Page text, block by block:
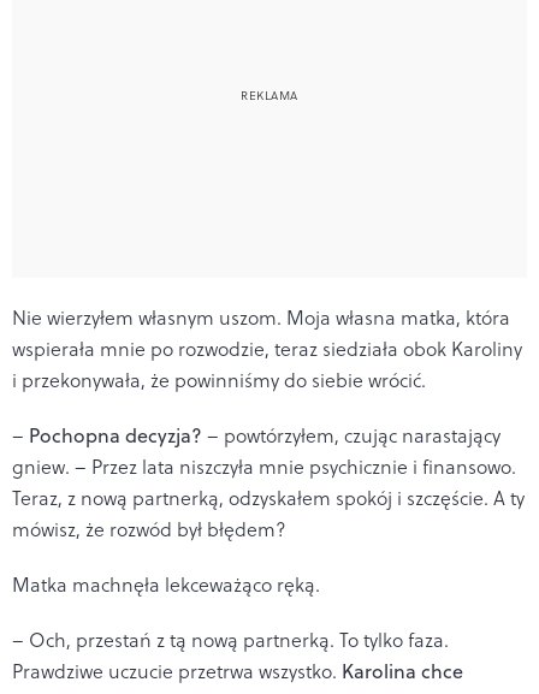
Nie wierzyłem własnym uszom. Moja własna matka, która
wspierała mnie po rozwodzie, teraz siedziała obok Karoliny
i przekonywała, że powinniśmy do siebie wrócić.
– Pochopna decyzja? – powtórzyłem, czując narastający
gniew. – Przez lata niszczyła mnie psychicznie i finansowo.
Teraz, z nową partnerką, odzyskałem spokój i szczęście. A ty
mówisz, że rozwód był błędem?
Matka machnęła lekceważąco ręką.
– Och, przestań z tą nową partnerką. To tylko faza.
Prawdziwe uczucie przetrwa wszystko. Karolina chce